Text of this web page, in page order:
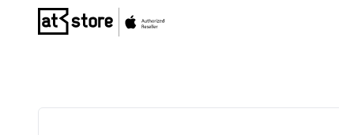
Posjetite početnu stranicu AT Store